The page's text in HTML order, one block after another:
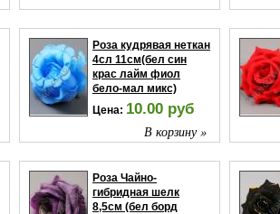
В корзину »
Роза кудрявая неткан
4сл 11см(бел син
крас лайм фиол
бело-мал микс)
Цена: 10.00 руб
В корзину »
Роза Чайно-
гибридная шелк
8,5см (бел борд